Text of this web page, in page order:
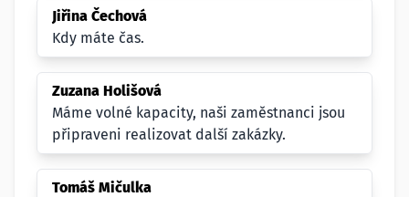
Jiřina Čechová
Kdy máte čas.
Zuzana Holišová
Máme volné kapacity, naši zaměstnanci jsou
připraveni realizovat další zakázky.
Tomáš Mičulka